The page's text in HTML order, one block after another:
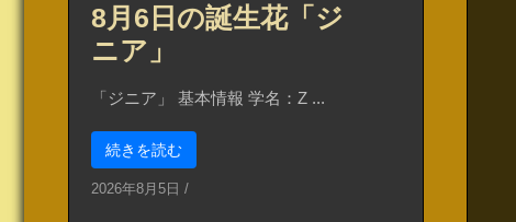
8月6日の誕生花「ジ
ニア」
「ジニア」 基本情報 学名：Z ...
続きを読む
2026年8月5日 /